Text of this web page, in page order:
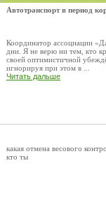
Автотранспорт в период
Координатор ассоциации
дни. Я не верю ни тем, кто
своей оптимистичной
игнорируя при этом в ...
Читать дальше
какая отмена весового
кто ты